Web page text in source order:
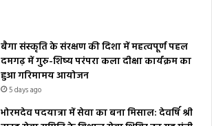
बैगा संस्कृति के संरक्षण की दिशा में महत्वपूर्ण पहल
दमगढ़ में गुरु-शिष्य परंपरा कला दीक्षा कार्यक्रम का
हुआ गरिमामय आयोजन
5 days ago
भोरमदेव पदयात्रा में सेवा का बना मिसाल: देवर्षि श्री